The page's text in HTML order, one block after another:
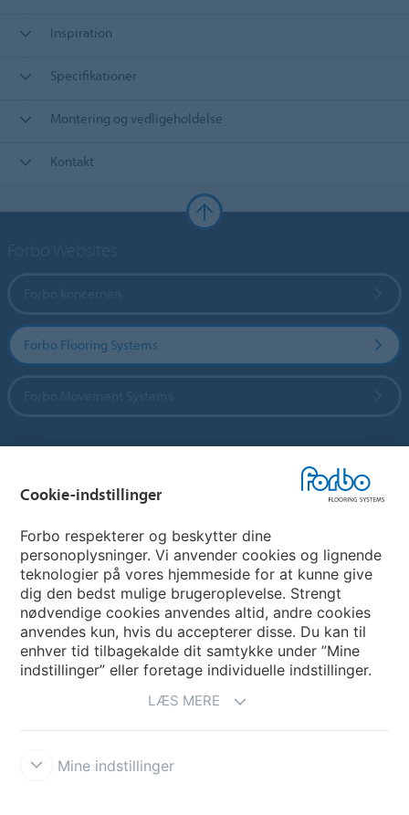
Inspiration
Specifikationer
Montering og vedligeholdelse
Kontakt
Forbo Flooring Systems
My Forbo
Nuway entrance systems
Cookie-indstillinger
Forbo respekterer og beskytter dine
personoplysninger. Vi anvender cookies og lignende
teknologier på vores hjemmeside for at kunne give
dig den bedst mulige brugeroplevelse. Strengt
nødvendige cookies anvendes altid, andre cookies
anvendes kun, hvis du accepterer disse. Du kan til
enhver tid tilbagekalde dit samtykke under ”Mine
indstillinger” eller foretage individuelle indstillinger.
LÆS MERE
Mine indstillinger